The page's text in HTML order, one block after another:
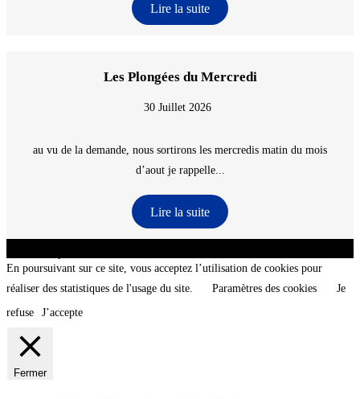
Lire la suite
Les Plongées du Mercredi
30 Juillet 2026
au vu de la demande, nous sortirons les mercredis matin du mois
d’aout je rappelle...
Lire la suite
En poursuivant sur ce site, vous acceptez l’utilisation de cookies pour
réaliser des statistiques de l'usage du site.
Paramètres des cookies
Je
refuse
J’accepte
Fermer